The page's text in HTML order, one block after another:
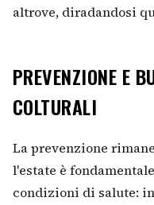
altrove, diradandosi
PREVENZIONE E
COLTURALI
La prevenzione
l'estate è
condizioni di salute: